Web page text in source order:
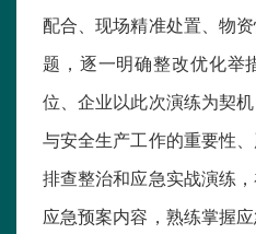
配合、现场精准处置、物
题，逐一明确整改优化举
位、企业以此次演练为契
与安全生产工作的重要性
排查整治和应急实战演练
应急预案内容，熟练掌握